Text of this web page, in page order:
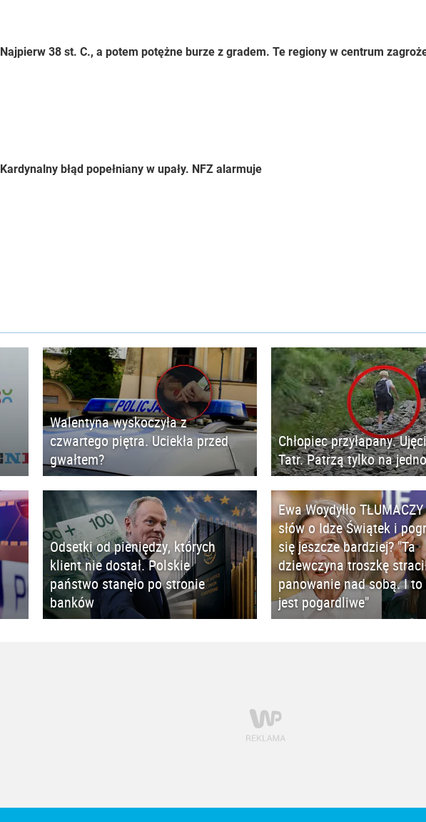
Najpierw 38 st. C., a potem potężne burze z gradem. Te regiony w centrum
Kardynalny błąd popełniany w upały. NFZ alarmuje
Walentyna wyskoczyła z
czwartego piętra. Uciekła przed
gwałtem?
Chłopiec przyłapany.
Tatr. Patrzą tylko na jedno
Odsetki od pieniędzy, których
klient nie dostał. Polskie
państwo stanęło po stronie
banków
Ewa Woydyłło
słów o Idze Świątek i
się jeszcze bardziej? "Ta
dziewczyna troszkę
panowanie nad sobą. I
jest pogardliwe"